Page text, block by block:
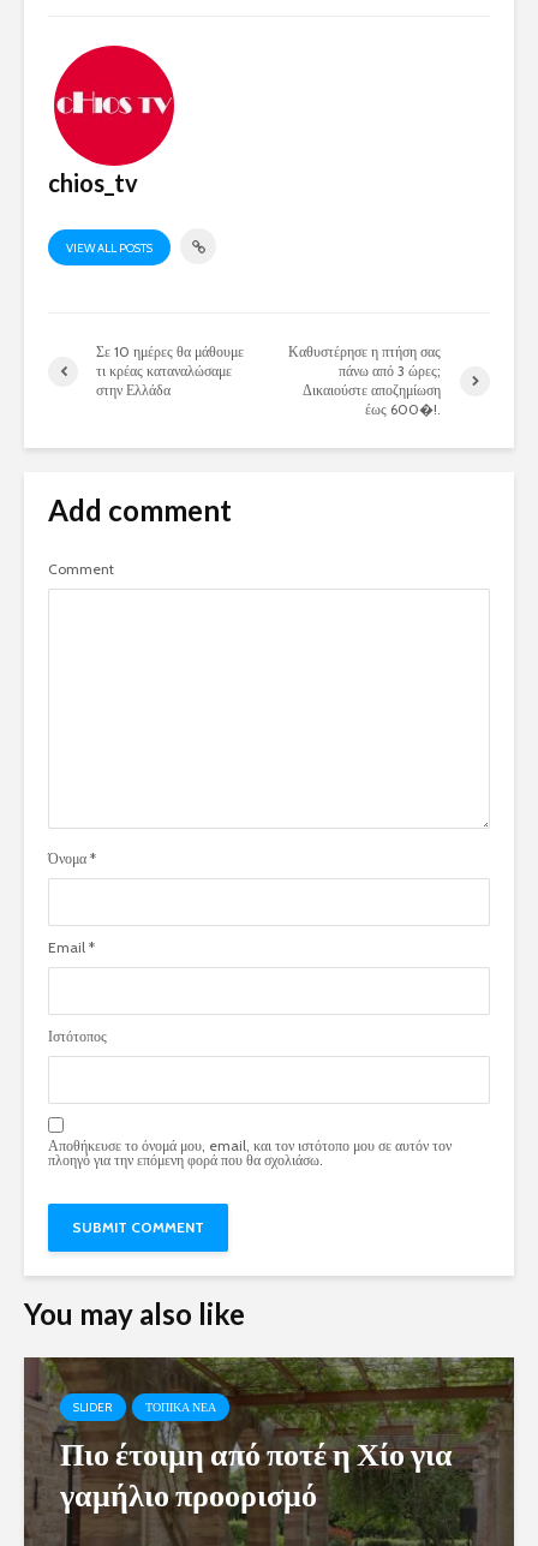
chios_tv
VIEW ALL POSTS
Σε 10 ημέρες θα μάθουμε
τι κρέας καταναλώσαμε
στην Ελλάδα
Καθυστέρησε η πτήση σας
πάνω από 3 ώρες;
Δικαιούστε αποζημίωση
έως 600�!.
Add comment
Comment
Όνομα *
Email *
Ιστότοπος
Αποθήκευσε το όνομά μου, email, και τον ιστότοπο μου σε αυτόν τον
πλοηγό για την επόμενη φορά που θα σχολιάσω.
You may also like
SLIDER ΤΟΠΙΚΑ ΝΕΑ
Πιο έτοιμη από ποτέ η Χίο για
γαμήλιο προορισμό